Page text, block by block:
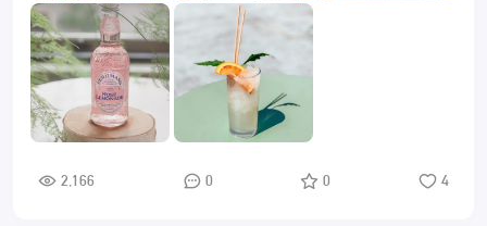
2,166 0 0 4